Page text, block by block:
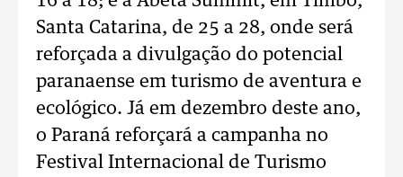
Santa Catarina, de 25 a 28, onde será
reforçada a divulgação do potencial
paranaense em turismo de aventura e
ecológico. Já em dezembro deste ano,
o Paraná reforçará a campanha no
Festival Internacional de Turismo